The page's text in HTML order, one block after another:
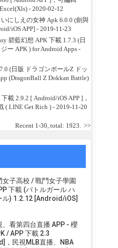
- 2020-02-12
にしえの女神 Apk 6.0.0 (劍與
iOS APP]- 2019-11-23
碧藍幻想 APK 下載 1.7.3 (日
ー APK ) for Android Apps -
(日版 ドラゴンボールZ ドッ
(DragonBall Z Dokkan Battle)
載 2.9.2 [ Android/iOS APP ]，
( LINE Get Rich )- 2019-11-20
Recent 1-30, total: 1923. >>
女子高校 / 戰鬥女子學園
下載 (バトルガール ハ
ル) 1.2.12 [Android/iOS]
、看第四台直播 APP - 櫻
/ APP 下載 2.3
，民視MLB直播、NBA